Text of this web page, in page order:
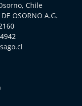
Chile
OSORNO A.G.